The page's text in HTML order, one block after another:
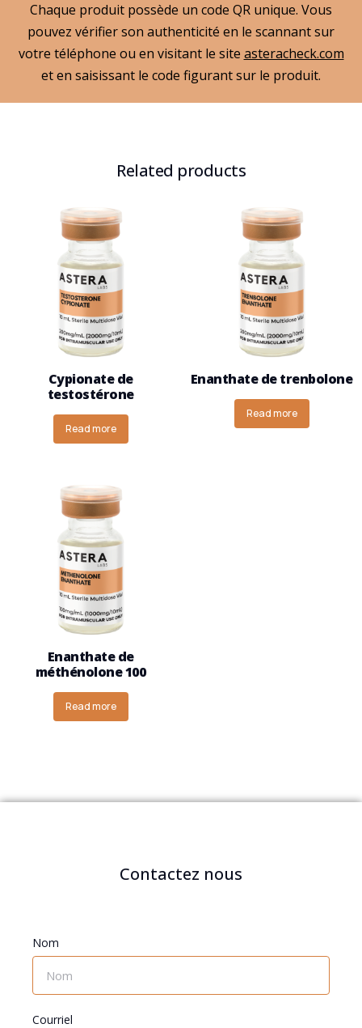
Chaque produit possède un code QR unique. Vous
pouvez vérifier son authenticité en le scannant sur
votre téléphone ou en visitant le site asteracheck.com
et en saisissant le code figurant sur le produit.
Related products
Cypionate de
testostérone
Read more
Enanthate de trenbolone
Read more
Enanthate de
méthénolone 100
Read more
Contactez nous
Nom
Courriel